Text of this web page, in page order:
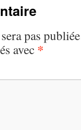
pas
avec *